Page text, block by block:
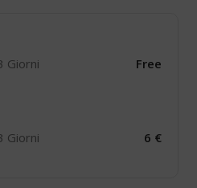
Giorni Free
Giorni 6 €